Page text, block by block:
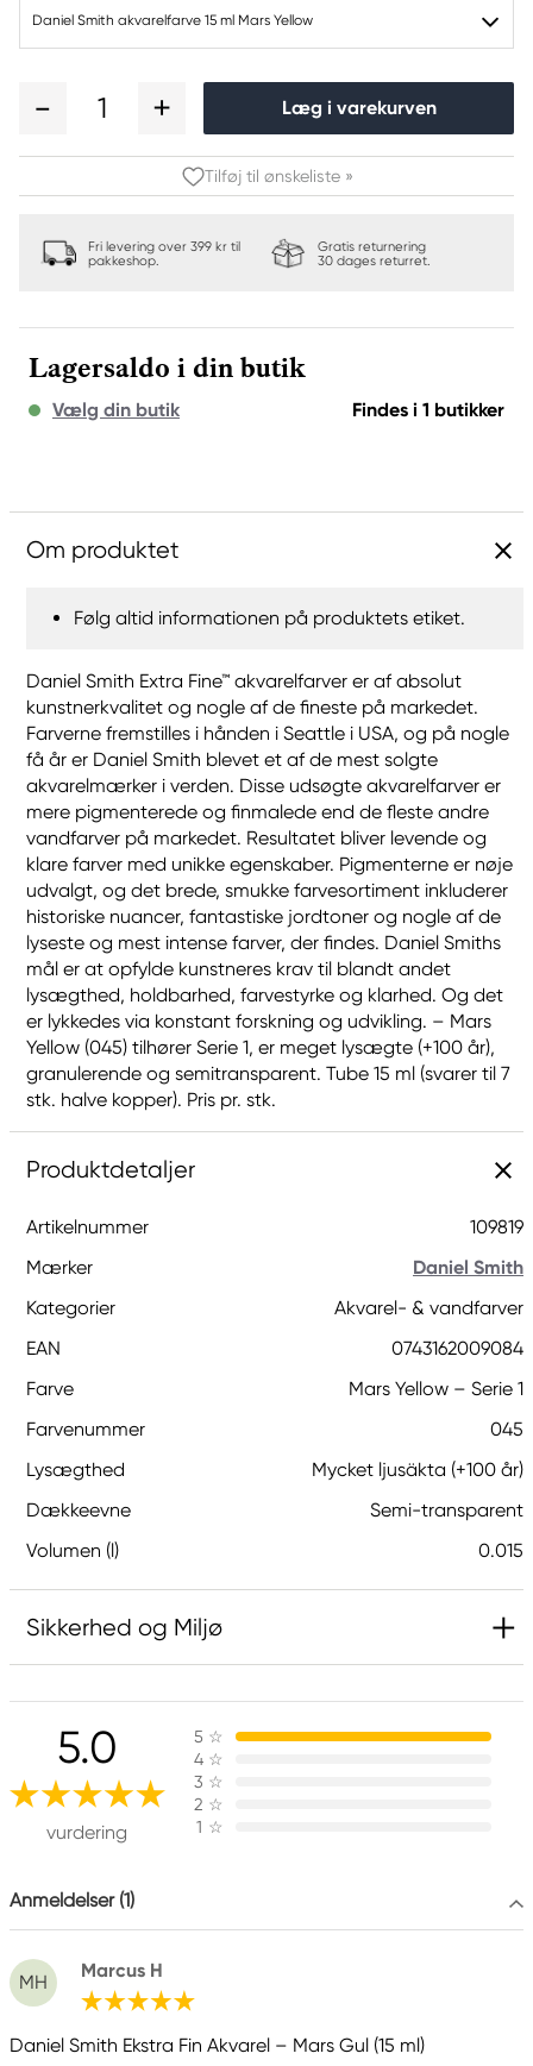
Daniel Smith akvarelfarve 15 ml Mars Yellow
1 Læg i varekurven
Tilføj til ønskeliste »
Fri levering over 399 kr til
pakkeshop.
Gratis returnering
30 dages returret.
Lagersaldo i din butik
Vælg din butik Findes i 1 butikker
Om produktet
Følg altid informationen på produktets etiket.
Daniel Smith Extra Fine™ akvarelfarver er af absolut
kunstnerkvalitet og nogle af de fineste på markedet.
Farverne fremstilles i hånden i Seattle i USA, og på nogle
få år er Daniel Smith blevet et af de mest solgte
akvarelmærker i verden. Disse udsøgte akvarelfarver er
mere pigmenterede og finmalede end de fleste andre
vandfarver på markedet. Resultatet bliver levende og
klare farver med unikke egenskaber. Pigmenterne er nøje
udvalgt, og det brede, smukke farvesortiment inkluderer
historiske nuancer, fantastiske jordtoner og nogle af de
lyseste og mest intense farver, der findes. Daniel Smiths
mål er at opfylde kunstneres krav til blandt andet
lysægthed, holdbarhed, farvestyrke og klarhed. Og det
er lykkedes via konstant forskning og udvikling. – Mars
Yellow (045) tilhører Serie 1, er meget lysægte (+100 år),
granulerende og semitransparent. Tube 15 ml (svarer til 7
stk. halve kopper). Pris pr. stk.
Produktdetaljer
Artikelnummer
109819
Mærker
Daniel Smith
Kategorier
Akvarel- & vandfarver
EAN
0743162009084
Farve
Mars Yellow – Serie 1
Farvenummer
045
Lysægthed
Mycket ljusäkta (+100 år)
Dækkeevne
Semi-transparent
Volumen (l)
0.015
Sikkerhed og Miljø
Ansvarlig EU
Daniel Smith
Stelling A/S
Amagertorv 9, 1 sal
1160 Köpenhamn K, Denmark
Producent
Daniel Smith
Daniel Smith Inc
4150 1ST Ave S Seattle, WA
98134-2302 United States
5.0
vurdering
5 ☆
4 ☆
3 ☆
2 ☆
1 ☆
Anmeldelser (1)
MH
Marcus H
Daniel Smith Ekstra Fin Akvarel – Mars Gul (15 ml)